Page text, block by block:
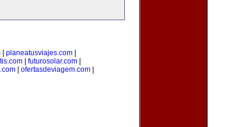
planeatusviajes.com
| futurosolar.com|
| ofertasdeviagem.com|